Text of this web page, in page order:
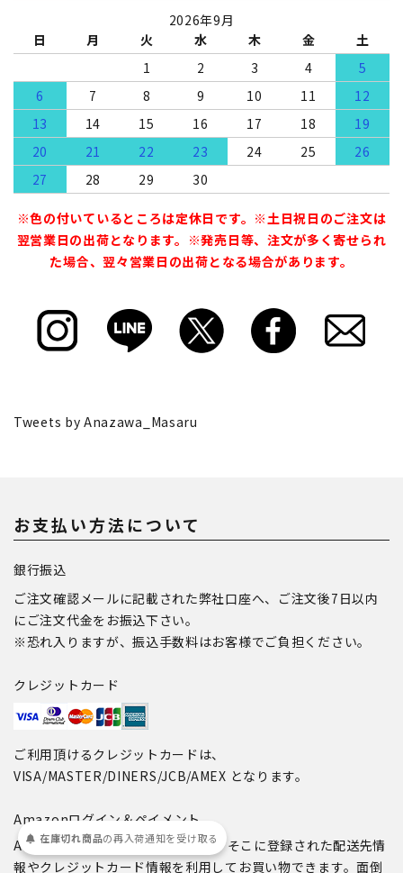
2026年9月
日
月 火 水 木 金
土
1
2 3 4
5
6
7 8 9 10 11
12
13
14 15 16 17 18
19
20
21 22 23 24 25
26
27
28 29 30
※色の付いているところは定休日です。※土日祝日のご注文は
翌営業日の出荷となります。※発売日等、注文が多く寄せられ
た場合、翌々営業日の出荷となる場合があります。
Tweets by Anazawa_Masaru
お支払い方法について
銀行振込
ご注文確認メールに記載された弊社口座へ、ご注文後7日以内
にご注文代金をお振込下さい。
※恐れ入りますが、振込手数料はお客様でご負担ください。
クレジットカード
ご利用頂けるクレジットカードは、
VISA/MASTER/DINERS/JCB/AMEX となります。
Amazonログイン＆ペイメント
Amazonアカウントをお持ちなら、そこに登録された配送先情
報やクレジットカード情報を利用してお買い物できます。面倒
在庫切れ商品の再入荷通知を受け取る